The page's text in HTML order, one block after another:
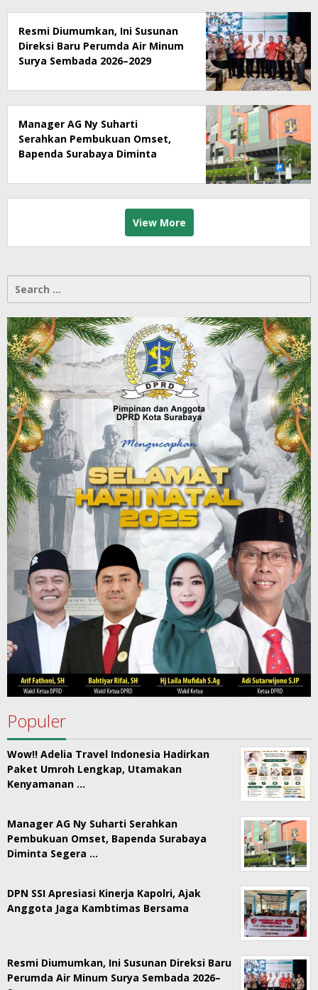
Resmi Diumumkan, Ini Susunan
Direksi Baru Perumda Air Minum
Surya Sembada 2026–2029
Manager AG Ny Suharti
Serahkan Pembukuan Omset,
Bapenda Surabaya Diminta
View More
Search
Populer
Wow!! Adelia Travel Indonesia Hadirkan
Paket Umroh Lengkap, Utamakan
Kenyamanan …
Manager AG Ny Suharti Serahkan
Pembukuan Omset, Bapenda Surabaya
Diminta Segera …
DPN SSI Apresiasi Kinerja Kapolri, Ajak
Anggota Jaga Kambtimas Bersama
Resmi Diumumkan, Ini Susunan Direksi Baru
Perumda Air Minum Surya Sembada 2026–